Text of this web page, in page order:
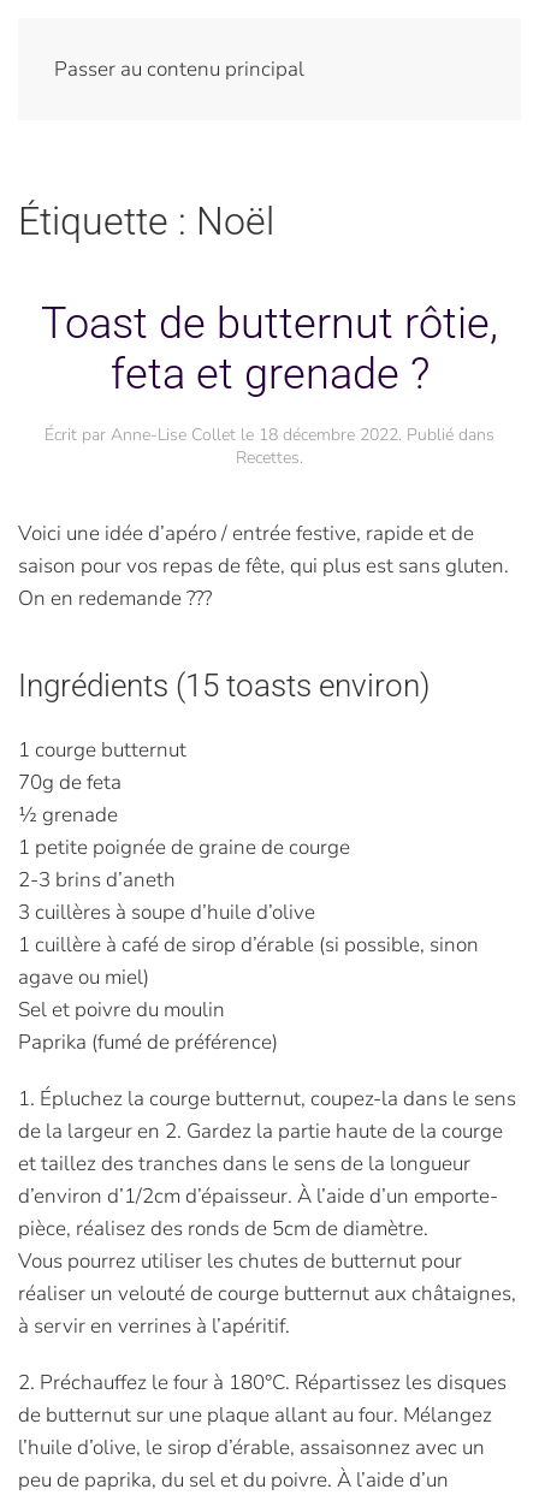
Passer au contenu principal
Étiquette : Noël
Toast de butternut rôtie,
feta et grenade ?
Écrit par Anne-Lise Collet le 18 décembre 2022. Publié dans
Recettes.
Voici une idée d’apéro / entrée festive, rapide et de
saison pour vos repas de fête, qui plus est sans gluten.
On en redemande ???
Ingrédients (15 toasts environ)
1 courge butternut
70g de feta
½ grenade
1 petite poignée de graine de courge
2-3 brins d’aneth
3 cuillères à soupe d’huile d’olive
1 cuillère à café de sirop d’érable (si possible, sinon
agave ou miel)
Sel et poivre du moulin
Paprika (fumé de préférence)
1. Épluchez la courge butternut, coupez-la dans le sens
de la largeur en 2. Gardez la partie haute de la courge
et taillez des tranches dans le sens de la longueur
d’environ d’1/2cm d’épaisseur. À l’aide d’un emporte-
pièce, réalisez des ronds de 5cm de diamètre.
Vous pourrez utiliser les chutes de butternut pour
réaliser un velouté de courge butternut aux châtaignes,
à servir en verrines à l’apéritif.
2. Préchauffez le four à 180°C. Répartissez les disques
de butternut sur une plaque allant au four. Mélangez
l’huile d’olive, le sirop d’érable, assaisonnez avec un
peu de paprika, du sel et du poivre. À l’aide d’un